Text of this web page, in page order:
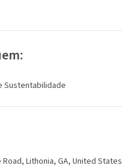
Sustentabilidade
Road, Lithonia, GA, United States